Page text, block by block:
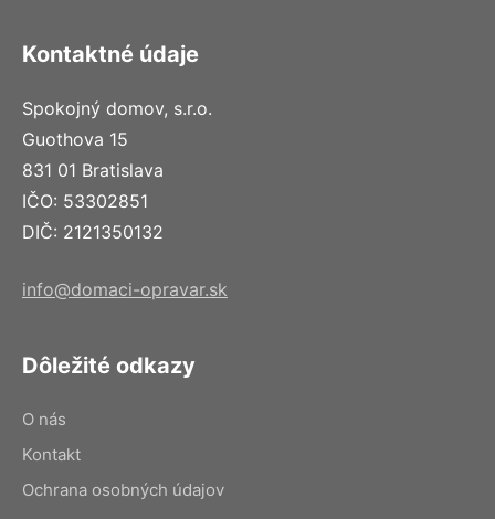
Kontaktné údaje
Spokojný domov, s.r.o.
Guothova 15
831 01 Bratislava
IČO: 53302851
DIČ: 2121350132
info@domaci-opravar.sk
Dôležité odkazy
O nás
Kontakt
Ochrana osobných údajov